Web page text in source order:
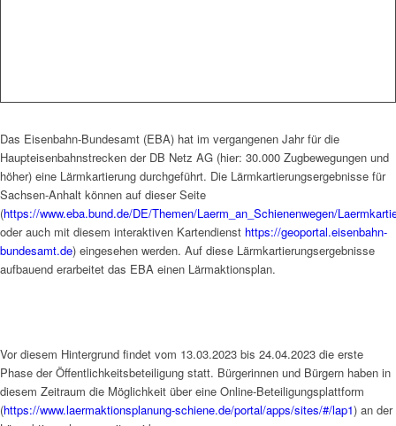
Das Eisenbahn-Bundesamt (EBA) hat im vergangenen Jahr für die
Haupteisenbahnstrecken der DB Netz AG (hier: 30.000 Zugbewegungen und
höher) eine Lärmkartierung durchgeführt. Die Lärmkartierungsergebnisse für
Sachsen-Anhalt können auf dieser Seite
(https://www.eba.bund.de/DE/Themen/Laerm_an_Schienenwegen/
oder auch mit diesem interaktiven Kartendienst https://geoportal.eisenbahn-
bundesamt.de) eingesehen werden. Auf diese Lärmkartierungsergebnisse
aufbauend erarbeitet das EBA einen Lärmaktionsplan.
Vor diesem Hintergrund findet vom 13.03.2023 bis 24.04.2023 die erste
Phase der Öffentlichkeitsbeteiligung statt. Bürgerinnen und Bürgern haben in
diesem Zeitraum die Möglichkeit über eine Online-Beteiligungsplattform
(https://www.laermaktionsplanung-schiene.de/portal/apps/sites/#/lap1) an der